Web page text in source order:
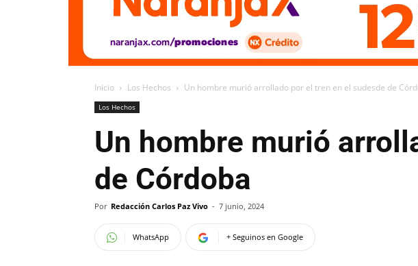
Inicio Los Hechos Un hombre murió arrollado por el tren en el sudesde de
Los Hechos
Un hombre murió
de Córdoba
Por Redacción Carlos Paz Vivo - 7 junio, 2024
WhatsApp + Seguinos en Google